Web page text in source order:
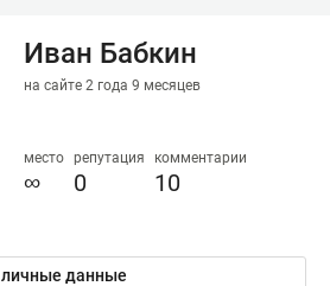
Иван Бабкин
на сайте 2 года 9 месяцев
место
∞
репутация
0
комментарии
10
личные данные